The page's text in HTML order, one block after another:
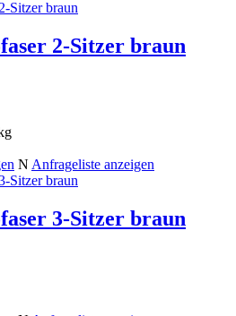
2-Sitzer braun
N Anfrageliste anzeigen
3-Sitzer braun